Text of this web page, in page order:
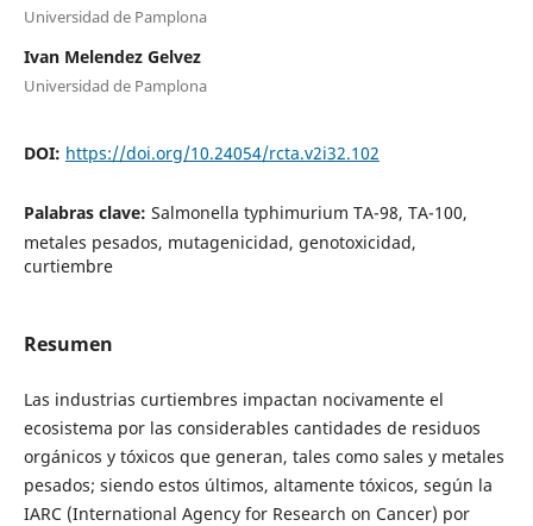
Universidad de Pamplona
Ivan Melendez Gelvez
Universidad de Pamplona
DOI: https://doi.org/10.24054/rcta.v2i32.102
Palabras clave: Salmonella typhimurium TA-98, TA-100,
metales pesados, mutagenicidad, genotoxicidad,
curtiembre
Resumen
Las industrias curtiembres impactan nocivamente el
ecosistema por las considerables cantidades de residuos
orgánicos y tóxicos que generan, tales como sales y metales
pesados; siendo estos últimos, altamente tóxicos, según la
IARC (International Agency for Research on Cancer) por